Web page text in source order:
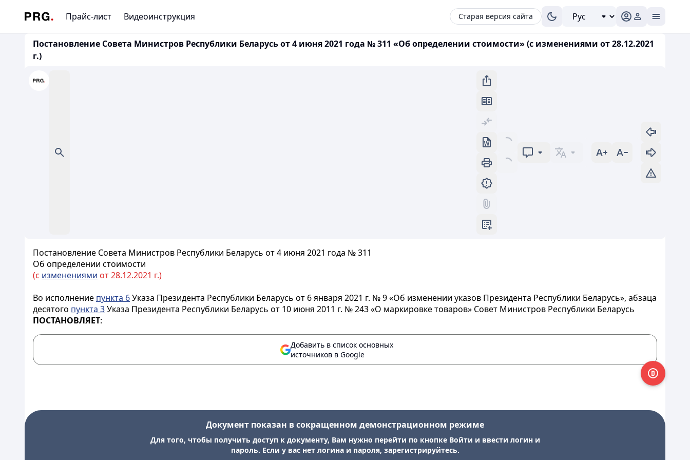
Прайс-лист Видеоинструкция Старая версия сайта
Постановление Совета Министров Республики Беларусь от 4 июня 2021 года № 311 «Об определении стоимости» (с изменениями от 28.12.2021
г.)
Постановление Совета Министров Республики Беларусь от 4 июня 2021 года № 311
Об определении стоимости
(с изменениями от 28.12.2021 г.)
Во исполнение пункта 6Указа Президента Республики Беларусь от 6 января 2021 г. № 9 «Об изменении указов Президента Республики Беларусь», абзаца
десятого пункта 3Указа Президента Республики Беларусь от 10 июня 2011 г. № 243 «О маркировке товаров» Совет Министров Республики Беларусь
ПОСТАНОВЛЯЕТ:
Добавить в список основных
источников в Google
Документ показан в сокращенном демонстрационном режиме
Для того, чтобы получить доступ к документу, Вам нужно перейти по кнопке Войти и ввести логин и
пароль. Если у вас нет логина и пароля, зарегистрируйтесь.